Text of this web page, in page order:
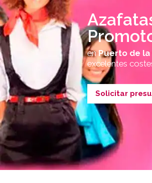
enPuerto de la
excelentes
Solicitar